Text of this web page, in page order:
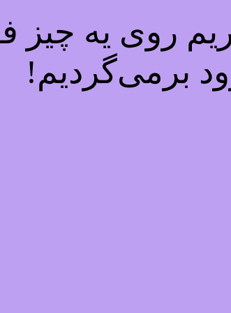
روی یه چیز
برمی‌گردیم!